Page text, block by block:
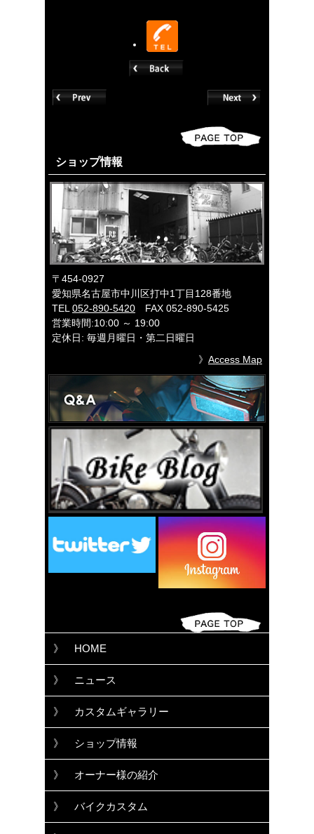
ショップ情報
〒454-0927
愛知県名古屋市中川区打中1丁目128番地
TEL 052-890-5420 FAX 052-890-5425
営業時間:10:00 ～ 19:00
定休日: 毎週月曜日・第二日曜日
》 Access Map
》 HOME
》 ニュース
》 カスタムギャラリー
》 ショップ情報
》 オーナー様の紹介
》 バイクカスタム